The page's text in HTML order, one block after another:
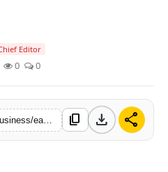
Public Figure • 30 Mar,
Editor
0 0
content_copy download share